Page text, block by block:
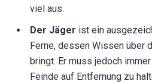
viel aus.
Der Jäger ist ein
Ferne, dessen Wissen über
bringt. Er muss jedoch
Feinde auf Entfernung zu